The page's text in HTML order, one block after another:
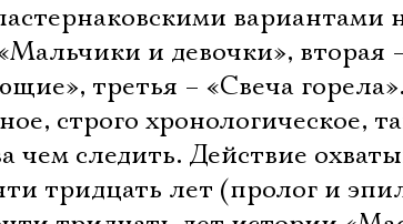
вариантами
и девочки», вторая
третья – «Свеча горела».
строго хронологическое,
чем следить. Действие
тридцать лет (пролог и